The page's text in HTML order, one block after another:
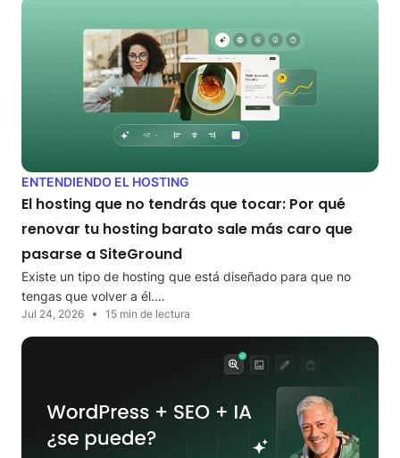
ENTENDIENDO EL HOSTING
El hosting que no tendrás que tocar: Por qué
renovar tu hosting barato sale más caro que
pasarse a SiteGround
Existe un tipo de hosting que está diseñado para que no
tengas que volver a él.…
Jul 24, 2026 15 min de lectura